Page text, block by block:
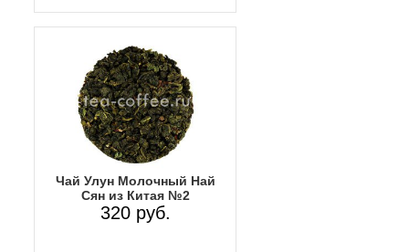
Чай Улун Молочный Най
Сян из Китая №2
320 руб.